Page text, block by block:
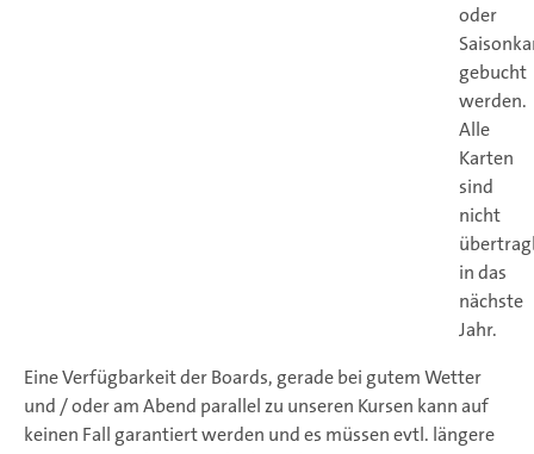
oder
gebucht
werden.
Alle
Karten
sind
nicht
in das
nächste
Jahr.
Eine Verfügbarkeit der Boards, gerade bei gutem Wetter
und / oder am Abend parallel zu unseren Kursen kann auf
keinen Fall garantiert werden und es müssen evtl. längere